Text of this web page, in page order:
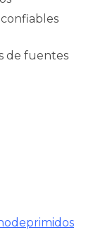
de fuentes